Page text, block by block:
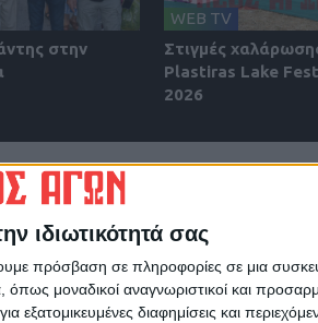
ιδιωτικότητά σας
πρόσβαση σε πληροφορίες σε μια
μοναδικοί αναγνωριστικοί και
διαφημίσεις και
στην
WEB TV
Στιγμές
Plastiras Lake
2026
News!